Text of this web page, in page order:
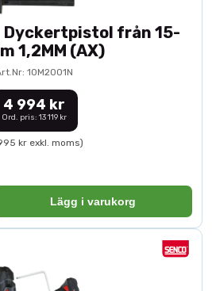
Dyckertpistol från 15-
1,2MM (AX)
10M2001N
4 994 kr
Ord. pris: 13 119 kr
kr exkl. moms)
Lägg i varukorg